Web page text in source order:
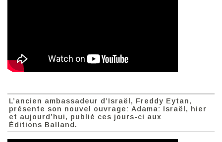
L’ancien ambassadeur d’Israël, Freddy Eytan,
présente son nouvel ouvrage: Adama: Israël, hier
et aujourd’hui, publié ces jours-ci aux
Éditions Balland.